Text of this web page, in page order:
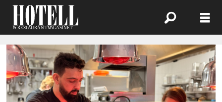
Emne:
arbeidstrening